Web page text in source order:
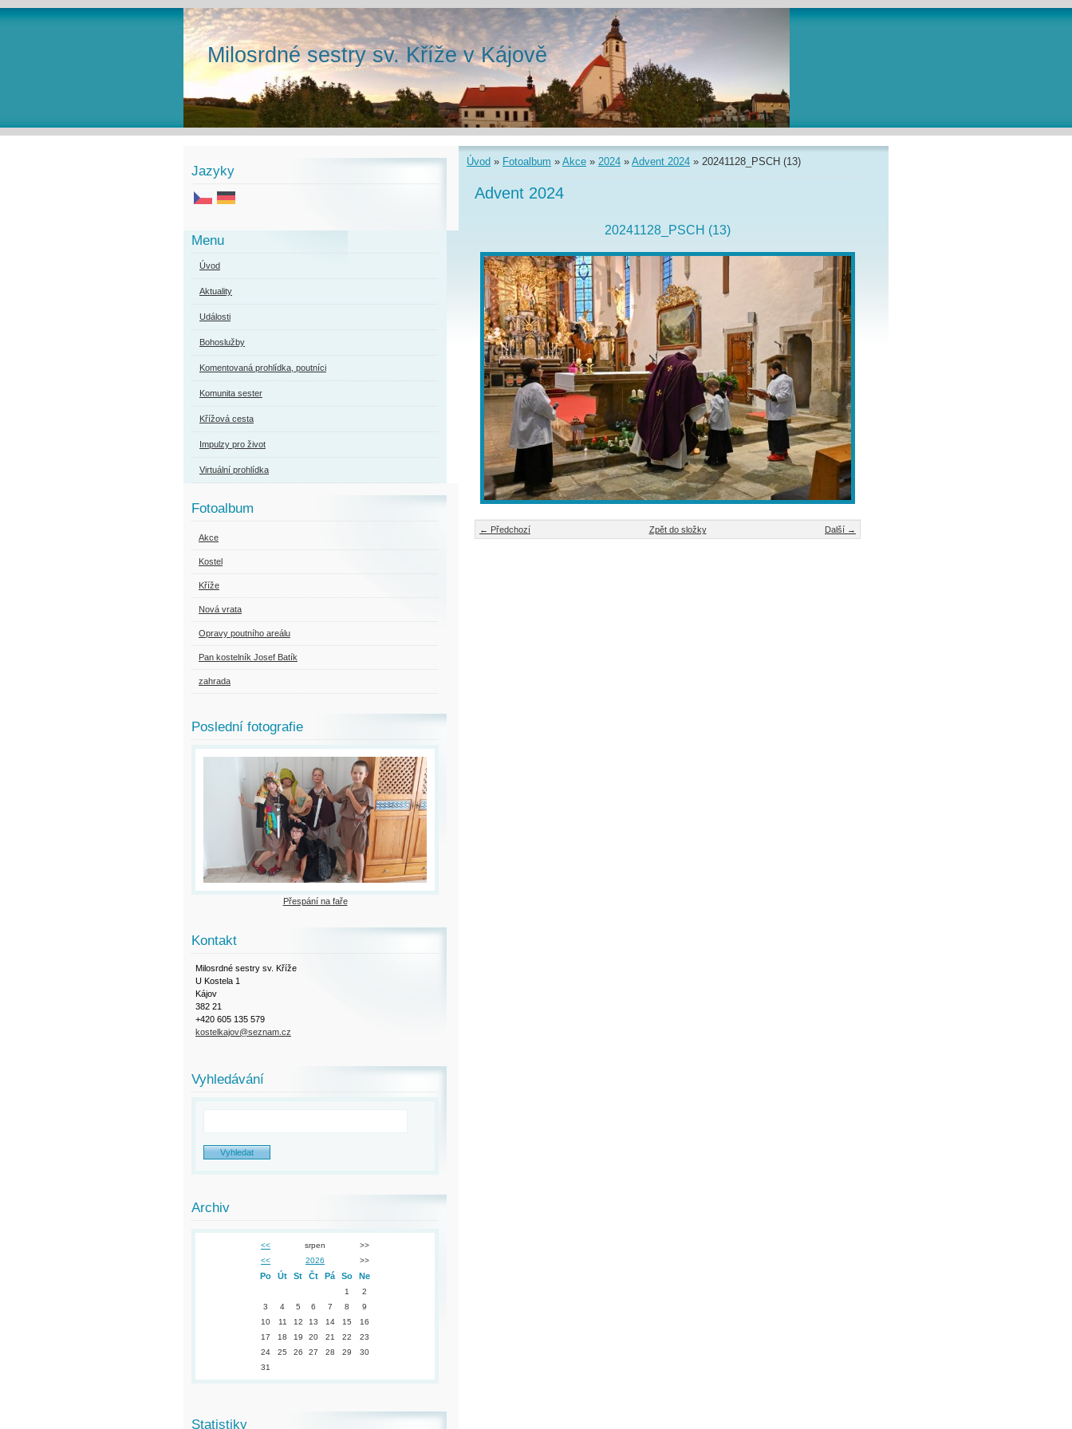
Milosrdné sestry sv. Kříže v Kájově
Úvod » Fotoalbum » Akce » 2024 » Advent 2024 » 20241128_PSCH (13)
Advent 2024
20241128_PSCH (13)
← Předchozí Další →
Zpět do složky
Jazyky
Menu
Úvod
Aktuality
Události
Bohoslužby
Komentovaná prohlídka, poutníci
Komunita sester
Křížová cesta
Impulzy pro život
Virtuální prohlídka
Fotoalbum
Akce
Kostel
Kříže
Nová vrata
Opravy poutního areálu
Pan kostelník Josef Batík
zahrada
Poslední fotografie
Přespání na faře
Kontakt
Milosrdné sestry sv. Kříže
U Kostela 1
Kájov
382 21
+420 605 135 579
kostelkajov@seznam.cz
Vyhledávání
Archiv
<< srpen
>>
<<
2026 >>
Po Út St Čt Pá So Ne
1
2
3
4 5 6 7 8
9
10
11 12 13 14 15
16
17
18 19 20 21 22
23
24
25 26 27 28 29
30
31
Statistiky